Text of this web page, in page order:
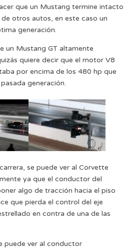
que un Mustang termine intacto
otros autos, en este caso un
generación.
un Mustang GT altamente
quiere decir que el motor V8
por encima de los 480 hp que
generación.
se puede ver al Corvette
ya que el conductor del
algo de tracción hacia el piso
que pierda el control del eje
en contra de una de las
puede ver al conductor